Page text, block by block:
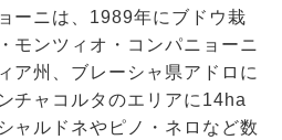
ーニは、1989年にブドウ栽
モンツィオ・コンパニョーニ
ア州、ブレーシャ県アドロに
チャコルタのエリアに14ha
ャルドネやピノ・ネロなど数